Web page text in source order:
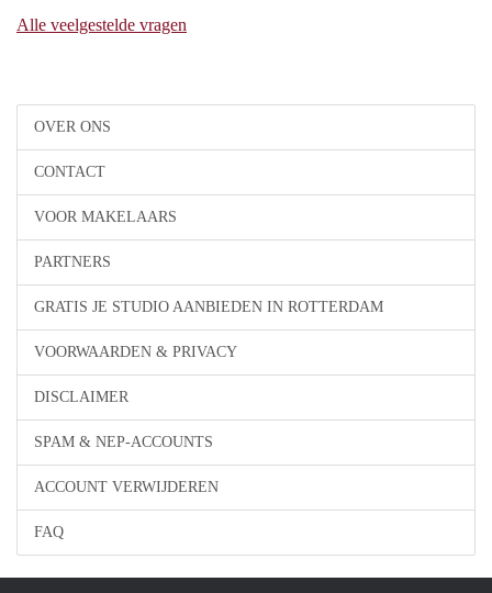
OVER ONS
CONTACT
VOOR MAKELAARS
PARTNERS
GRATIS JE STUDIO AANBIEDEN IN ROTTERDAM
VOORWAARDEN & PRIVACY
DISCLAIMER
SPAM & NEP-ACCOUNTS
ACCOUNT VERWIJDEREN
FAQ
Alle veelgestelde vragen